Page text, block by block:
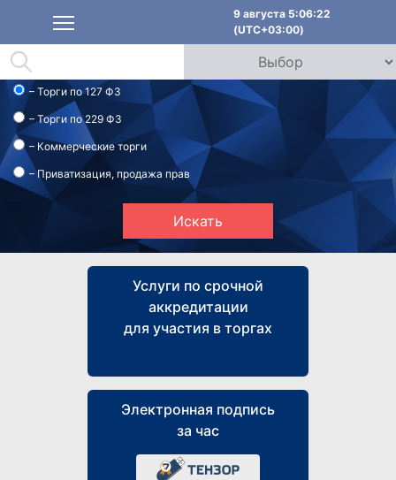
9 августа 5:06:23
(UTC+03:00)
Искать
– Торги по 127 ФЗ
– Торги по 229 ФЗ
– Коммерческие торги
– Приватизация, продажа прав
Услуги по срочной
аккредитации
для участия в торгах
Электронная подпись
за час